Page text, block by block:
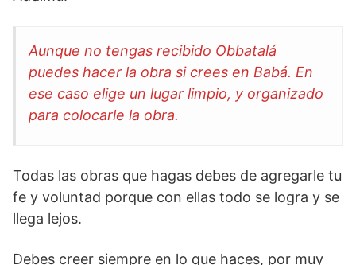
Aunque no tengas recibido Obbatalá
puedes hacer la obra si crees en Babá. En
ese caso elige un lugar limpio, y organizado
para colocarle la obra.
Todas las obras que hagas debes de agregarle tu
fe y voluntad porque con ellas todo se logra y se
llega lejos.
Debes creer siempre en lo que haces, por muy